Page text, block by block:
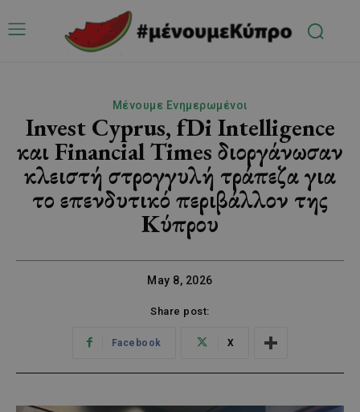
Μένουμε Ενημερωμένοι
Invest Cyprus, fDi Intelligence
και Financial Times διοργάνωσαν
κλειστή στρογγυλή τράπεζα για
το επενδυτικό περιβάλλον της
Κύπρου
May 8, 2026
Share post:
Facebook X